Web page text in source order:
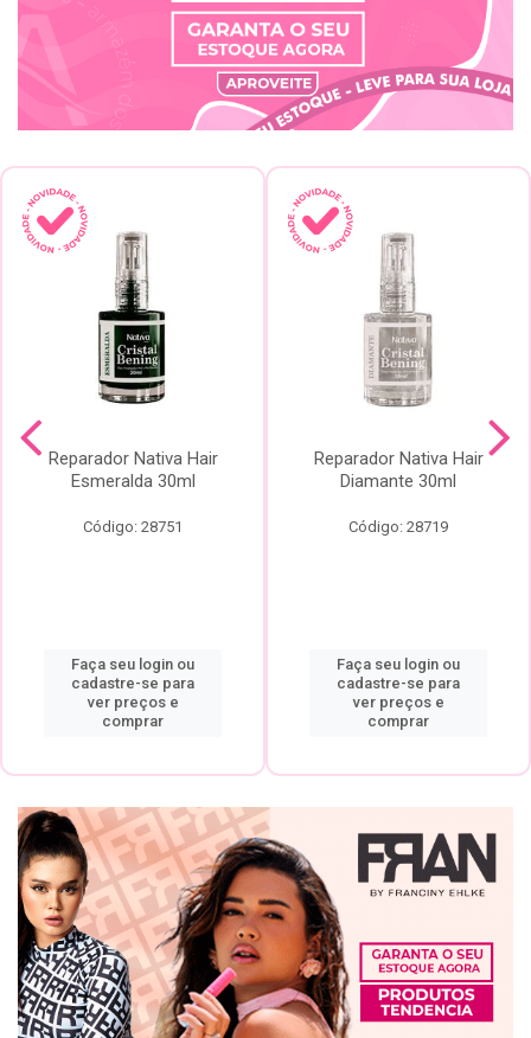
Reparador Nativa Hair
Esmeralda 30ml
Código: 28751
Faça seu login ou
cadastre-se para
ver preços e
comprar
Reparador Nativa Hair
Diamante 30ml
Código: 28719
Faça seu login ou
cadastre-se para
ver preços e
comprar